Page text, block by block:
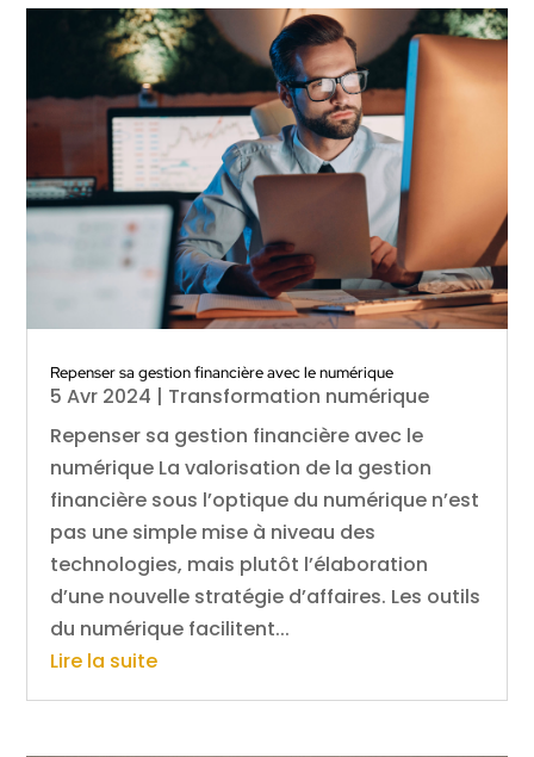
Repenser sa gestion financière avec le numérique
5 Avr 2024 | Transformation numérique
Repenser sa gestion financière avec le
numérique La valorisation de la gestion
financière sous l’optique du numérique n’est
pas une simple mise à niveau des
technologies, mais plutôt l’élaboration
d’une nouvelle stratégie d’affaires. Les outils
du numérique facilitent...
Lire la suite